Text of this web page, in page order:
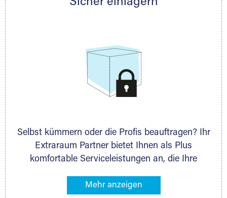
persönlich hinsichtlich Lagervolumen und zu
Selbst kümmern oder die Profis beauftragen? Ihr
Extraraum Partner bietet Ihnen als Plus
komfortable Serviceleistungen an, die Ihre
gehören z. B. Verpackungsservice, Lieferung von